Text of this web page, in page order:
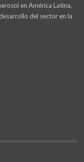
en América Latina,
del sector en la